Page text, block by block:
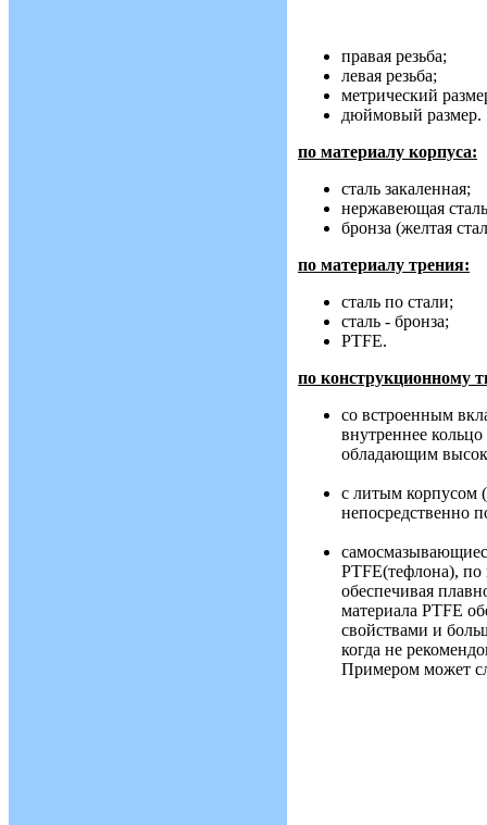
правая резьба;
левая резьба;
метрический
дюймовый размер.
по материалу корпуса:
сталь закаленная;
нержавеющая
бронза (желтая
по материалу трения:
сталь по стали;
сталь - бронза;
PTFE.
по конструкционному
со встроенным
внутреннее
обладающим
с литым корпусом (
непосредственно
PTFE(тефлона), по
обеспечивая
материала PTFE
свойствами и
когда не
Примером может